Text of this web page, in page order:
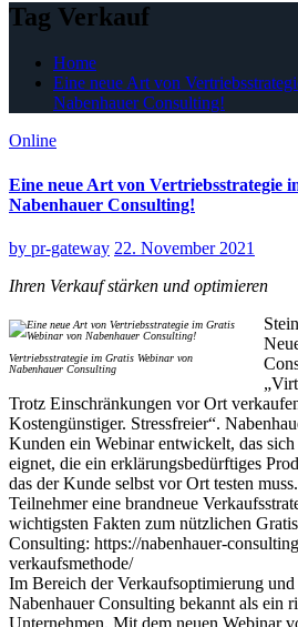
Tag Verkauf
Home
Eine neue Art von
Nabenhauer Consulting!
Online
Eine neue Art von Vertriebsstrategie
Nabenhauer Consulting!
by pr-gateway 22. November 2021
Ihren Verkauf stärken und optimieren
Vertriebsstrategie im Gratis Webinar von
Nabenhauer Consulting
Trotz Einschränkungen vor Ort
Kostengünstiger. Stressfreier“.
Kunden ein Webinar entwickelt, das
eignet, die ein erklärungsbedürftiges
das der Kunde selbst vor Ort testen
Teilnehmer eine brandneue
wichtigsten Fakten zum nützlichen
Consulting: https://nabenhauer-
verkaufsmethode/
Im Bereich der Verkaufsoptimierung
Nabenhauer Consulting bekannt als ein
Unternehmen. Mit dem neuen Webinar